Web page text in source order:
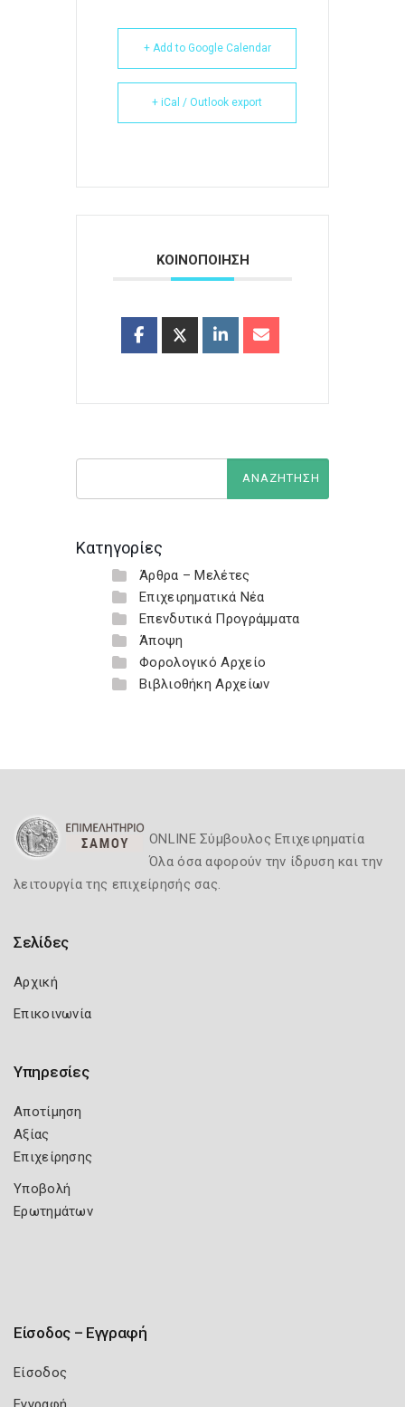
+ Add to Google Calendar
+ iCal / Outlook export
ΚΟΙΝΟΠΟΙΗΣΗ
Κατηγορίες
Άρθρα – Μελέτες
Επιχειρηματικά Νέα
Επενδυτικά Προγράμματα
Άποψη
Φορολογικό Αρχείο
Βιβλιοθήκη Αρχείων
ONLINE Σύμβουλος Επιχειρηματία
Όλα όσα αφορούν την ίδρυση και την
λειτουργία της επιχείρησής σας.
Σελίδες
Αρχική
Επικοινωνία
Υπηρεσίες
Αποτίμηση
Αξίας
Επιχείρησης
Υποβολή
Ερωτημάτων
Είσοδος – Εγγραφή
Είσοδος